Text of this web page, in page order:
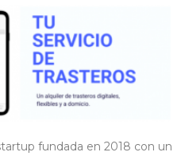
fundada en 2018 con un